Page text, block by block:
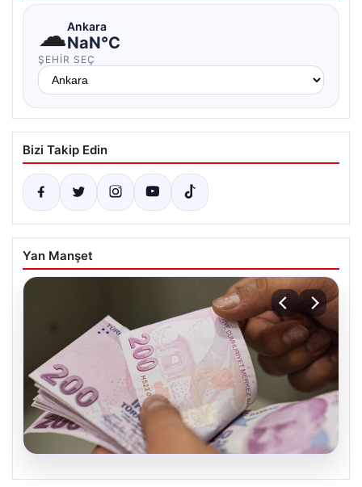
☁Ankara
NaN°C
ŞEHIR SEÇ
Bizi Takip Edin
Yan Manşet
06.08.2026